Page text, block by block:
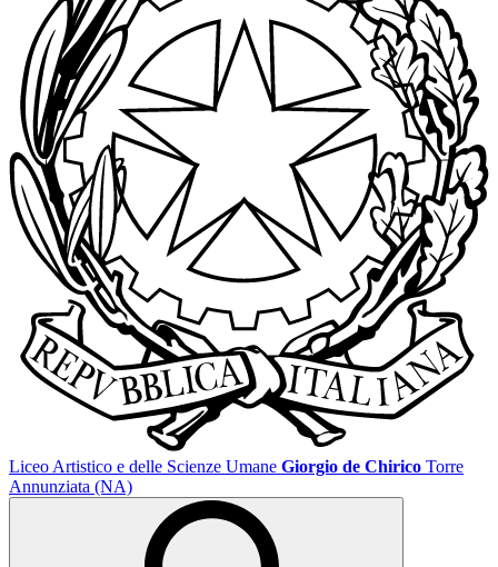
Liceo Artistico e delle Scienze Umane Giorgio de Chirico Torre
Annunziata (NA)